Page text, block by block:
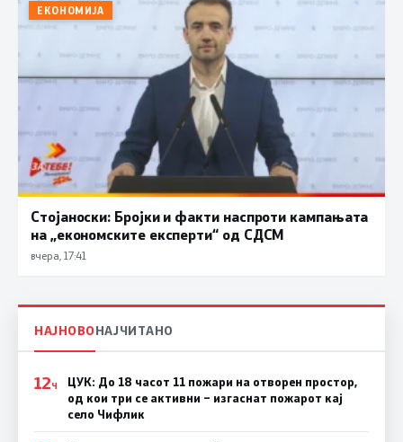
ЕКОНОМИЈА
Стојаноски: Бројки и факти наспроти кампањата
на „економските експерти“ од СДСM
вчера, 17:41
НАЈНОВОНАЈЧИТАНО
12Ч
ЦУК: До 18 часот 11 пожари на отворен простор,
од кои три се активни – изгаснат пожарот кај
село Чифлик